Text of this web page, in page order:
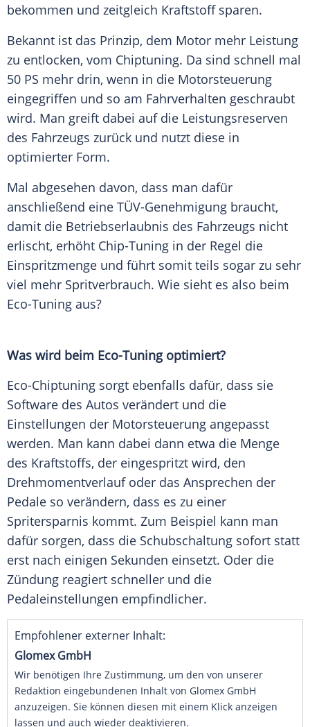
bekommen und zeitgleich Kraftstoff sparen.
Bekannt ist das Prinzip, dem Motor mehr Leistung
zu entlocken, vom Chiptuning. Da sind schnell mal
50 PS mehr drin, wenn in die Motorsteuerung
eingegriffen und so am Fahrverhalten geschraubt
wird. Man greift dabei auf die Leistungsreserven
des Fahrzeugs zurück und nutzt diese in
optimierter Form.
Mal abgesehen davon, dass man dafür
anschließend eine TÜV-Genehmigung braucht,
damit die Betriebserlaubnis des Fahrzeugs nicht
erlischt, erhöht Chip-Tuning in der Regel die
Einspritzmenge und führt somit teils sogar zu sehr
viel mehr Spritverbrauch. Wie sieht es also beim
Eco-Tuning aus?
Was wird beim Eco-Tuning optimiert?
Eco-Chiptuning sorgt ebenfalls dafür, dass sie
Software des Autos verändert und die
Einstellungen der Motorsteuerung angepasst
werden. Man kann dabei dann etwa die Menge
des Kraftstoffs, der eingespritzt wird, den
Drehmomentverlauf oder das Ansprechen der
Pedale so verändern, dass es zu einer
Spritersparnis kommt. Zum Beispiel kann man
dafür sorgen, dass die Schubschaltung sofort statt
erst nach einigen Sekunden einsetzt. Oder die
Zündung reagiert schneller und die
Pedaleinstellungen empfindlicher.
Empfohlener externer Inhalt:
Glomex GmbH
Wir benötigen Ihre Zustimmung, um den von unserer
Redaktion eingebundenen Inhalt von Glomex GmbH
anzuzeigen. Sie können diesen mit einem Klick anzeigen
lassen und auch wieder deaktivieren.